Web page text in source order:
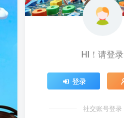
HI！请登录
登录
社交账号登录